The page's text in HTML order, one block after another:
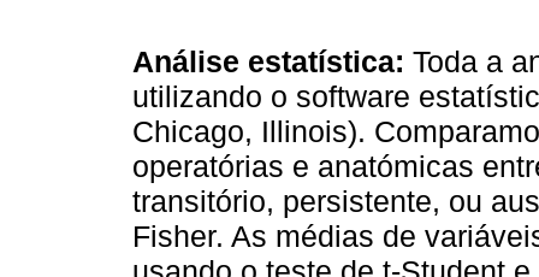
Análise estatística: Toda a
utilizando o software
Chicago, Illinois).
operatórias e anatómicas
transitório, persistente, ou
Fisher. As médias de